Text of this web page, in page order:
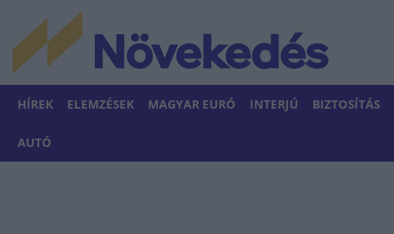
HÍREK ELEMZÉSEK MAGYAR EURÓ INTERJÚ BIZTOSÍTÁS
AUTÓ